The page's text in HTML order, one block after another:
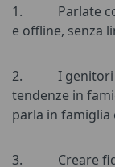
1.
Parlate
e offline, senza
2.
I
tendenze in
parla in
3.
Creare